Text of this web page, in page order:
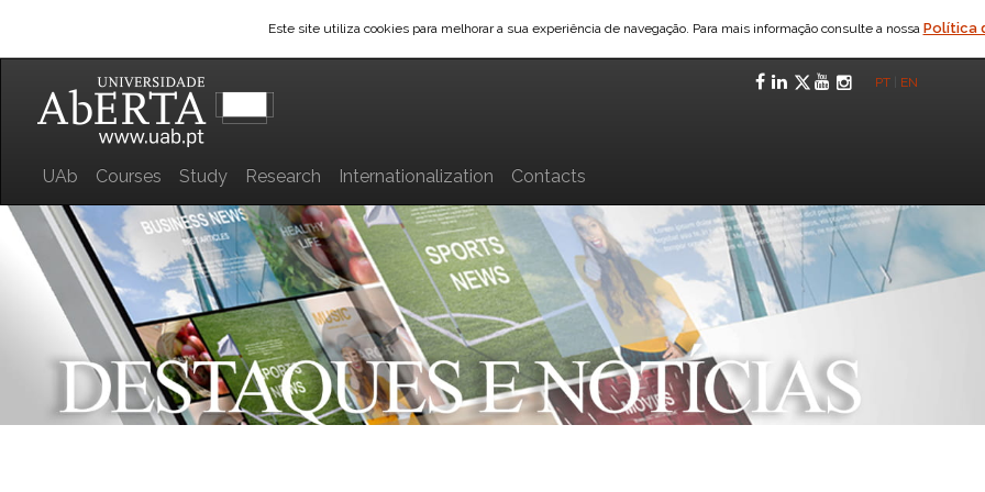
Este site utiliza cookies para melhorar a sua experiência de navegação. Para mais informação consulte a nossa Política
Facebook
LinkedIn
Twitter
YouTube
PT EN
UAb Courses Study Research Internationalization Contacts